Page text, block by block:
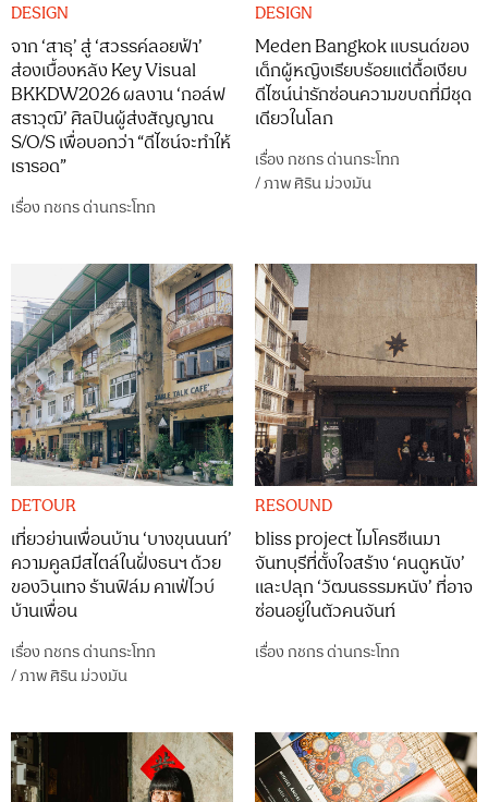
DESIGN
จาก ‘สาธุ’ สู่ ‘สวรรค์ลอยฟ้า’
ส่องเบื้องหลัง Key Visual
BKKDW2026 ผลงาน ‘กอล์ฟ
สราวุฒิ’ ศิลปินผู้ส่งสัญญาณ
S/O/S เพื่อบอกว่า “ดีไซน์จะทำให้
เรารอด”
เรื่อง กชกร ด่านกระโทก
DESIGN
Meden Bangkok แบรนด์ของ
เด็กผู้หญิงเรียบร้อยแต่ดื้อเงียบ
ดีไซน์น่ารักซ่อนความขบถที่มีชุด
เดียวในโลก
เรื่อง กชกร ด่านกระโทก
/ภาพศิริน ม่วงมัน
DETOUR
เที่ยวย่านเพื่อนบ้าน ‘บางขุนนนท์’
ความคูลมีสไตล์ในฝั่งธนฯ ด้วย
ของวินเทจ ร้านฟิล์ม คาเฟ่ไวบ์
บ้านเพื่อน
เรื่อง กชกร ด่านกระโทก
/ภาพศิริน ม่วงมัน
RESOUND
bliss project ไมโครซีเนมา
จันทบุรีที่ตั้งใจสร้าง ‘คนดูหนัง’
และปลุก ‘วัฒนธรรมหนัง’ ที่อาจ
ซ่อนอยู่ในตัวคนจันท์
เรื่อง กชกร ด่านกระโทก